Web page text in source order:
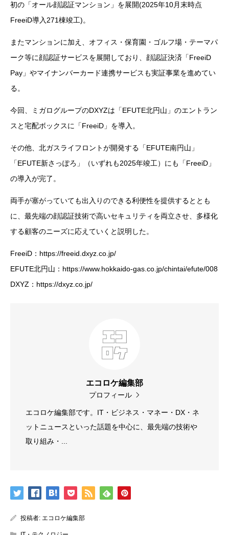
初の「オール顔認証マンション」を展開(2025年10月末時点
FreeiD導入271棟竣工)。
またマンションに加え、オフィス・保育園・ゴルフ場・テーマパ
ーク等に顔認証サービスを展開しており、顔認証決済「FreeiD
Pay」やマイナンバーカード連携サービスも実証事業を進めてい
る。
今回、ミガログループのDXYZは「EFUTE北円山」のエントラン
スと宅配ボックスに「FreeiD」を導入。
その他、北ガスライフロントが開発する「EFUTE南円山」
「EFUTE新さっぽろ」（いずれも2025年竣工）にも「FreeiD」
の導入が完了。
両手が塞がっていても出入りのできる利便性を提供するととも
に、最先端の顔認証技術で高いセキュリティを両立させ、多様化
する顧客のニーズに応えていくと説明した。
FreeiD：https://freeid.dxyz.co.jp/
EFUTE北円山：https://www.hokkaido-gas.co.jp/chintai/efute/008
DXYZ：https://dxyz.co.jp/
エコロケ編集部
プロフィール
エコロケ編集部です。IT・ビジネス・マネー・DX・ネ
ットニュースといった話題を中心に、最先端の技術や
取り組み・...
投稿者: エコロケ編集部